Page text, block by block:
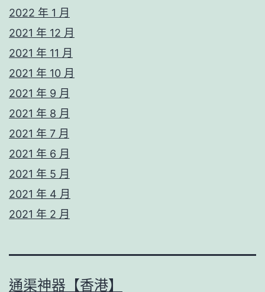
2022 年 1 月
2021 年 12 月
2021 年 11 月
2021 年 10 月
2021 年 9 月
2021 年 8 月
2021 年 7 月
2021 年 6 月
2021 年 5 月
2021 年 4 月
2021 年 2 月
通渠神器【香港】